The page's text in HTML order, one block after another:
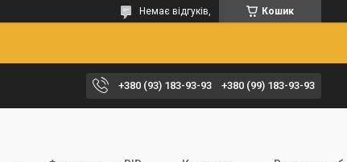
Кошик
Немає відгуків,
+380 (93) 183-93-93 +380 (99) 183-93-93